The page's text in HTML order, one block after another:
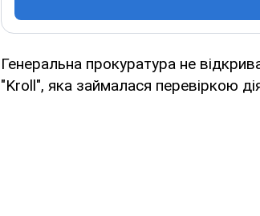
Генеральна прокуратура не
"Kroll", яка займалася перевіркою